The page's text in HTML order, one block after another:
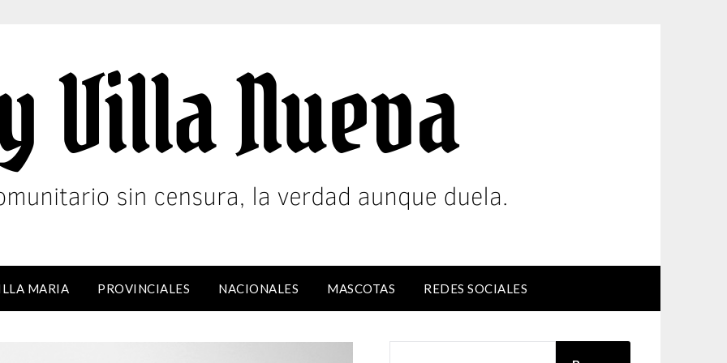
MARIA PROVINCIALES NACIONALES MASCOTAS REDES SOCIALES